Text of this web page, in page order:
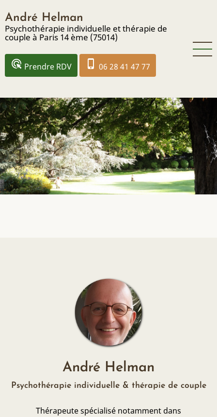
au
contenu
principal
André Helman
Psychothérapie individuelle et thérapie de
couple à Paris 14 ème (75014)
ads_click Prendre RDV phone_iphone 06 28 41 47 77
André Helman
Psychothérapie individuelle & thérapie de couple
Thérapeute spécialisé notamment dans